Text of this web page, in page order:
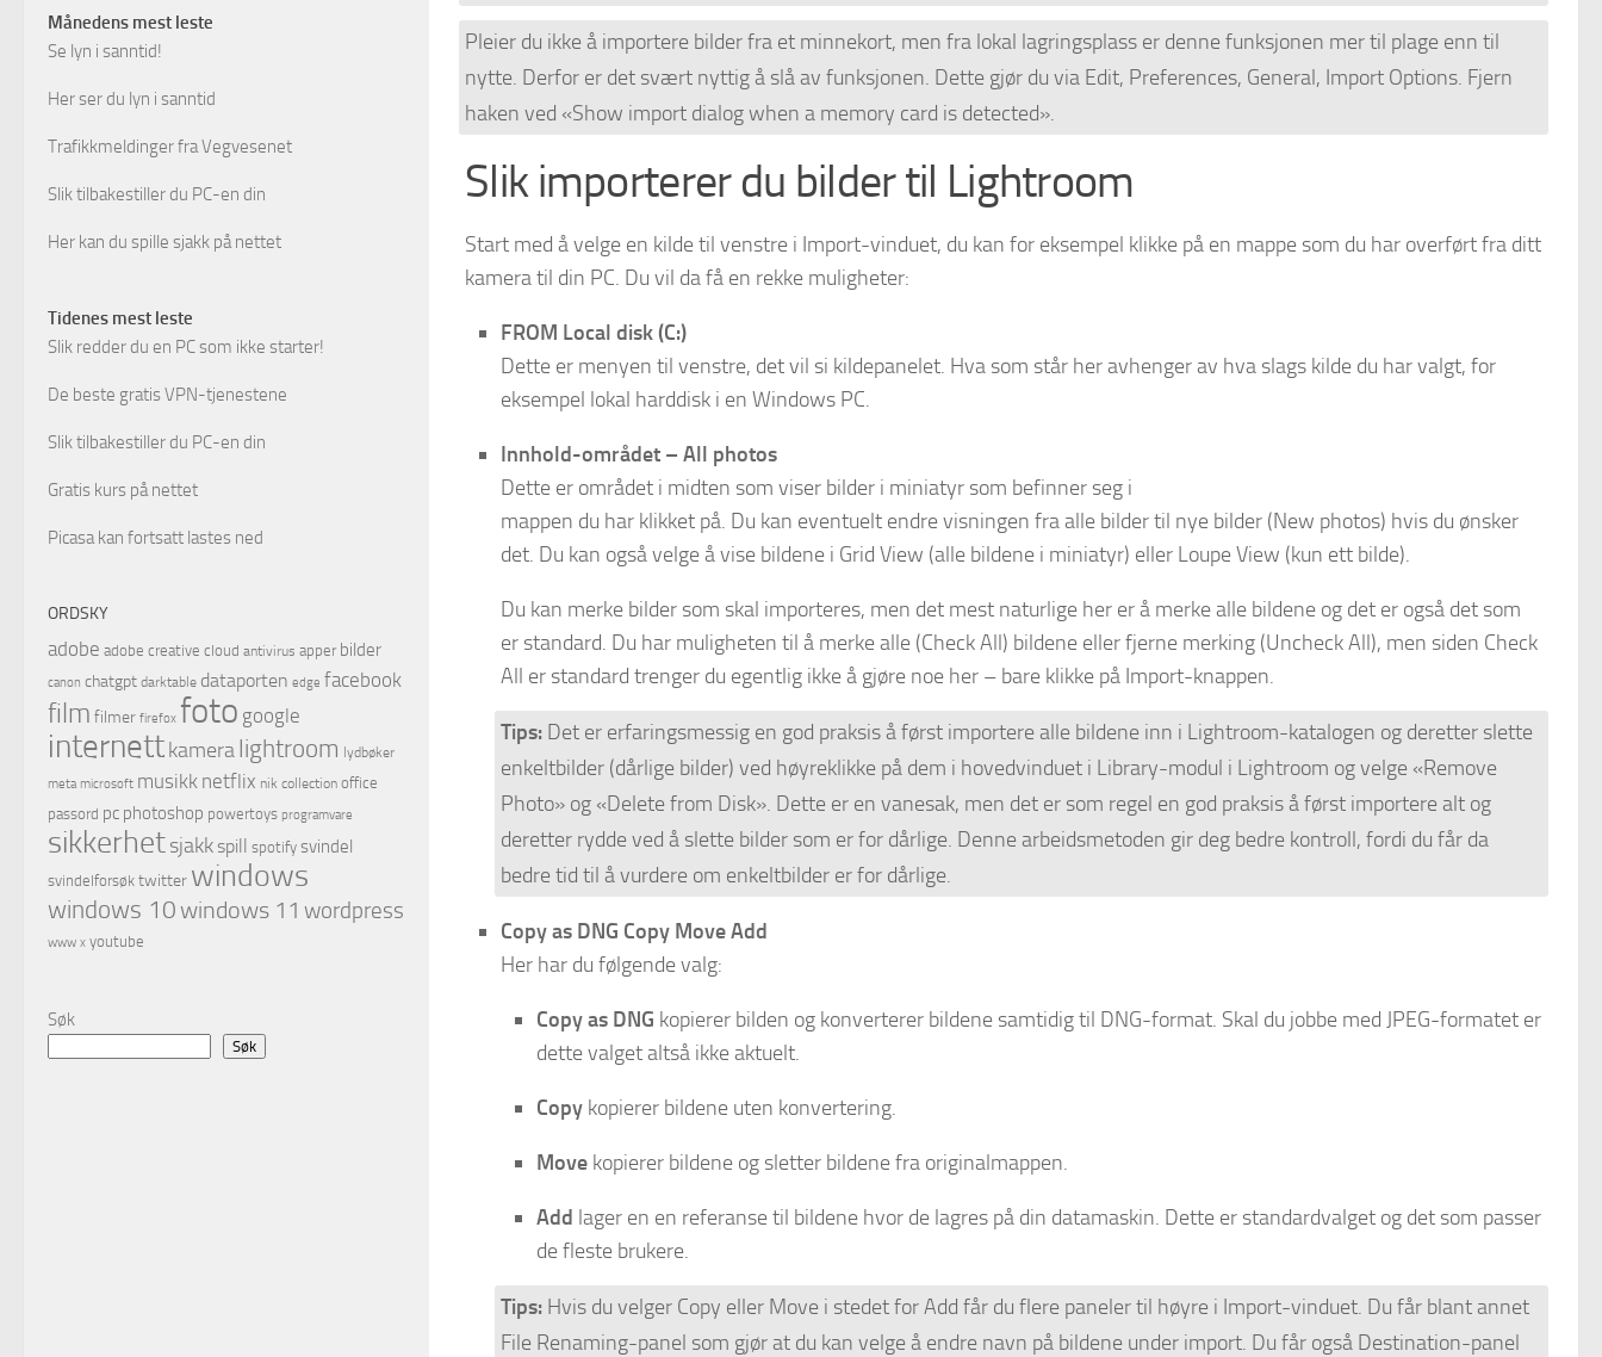
Pleier du ikke å importere bilder fra et minnekort, men fra lokal lagringsplass er denne funksjonen mer til plage enn til
nytte. Derfor er det svært nyttig å slå av funksjonen. Dette gjør du via Edit, Preferences, General, Import Options. Fjern
haken ved «Show import dialog when a memory card is detected».
Slik importerer du bilder til Lightroom
Start med å velge en kilde til venstre i Import-vinduet, du kan for eksempel klikke på en mappe som du har overført fra ditt
kamera til din PC. Du vil da få en rekke muligheter:
FROM Local disk (C:)
Dette er menyen til venstre, det vil si kildepanelet. Hva som står her avhenger av hva slags kilde du har valgt, for
eksempel lokal harddisk i en Windows PC.
Innhold-området – All photos
Dette er området i midten som viser bilder i miniatyr som befinner seg i
mappen du har klikket på. Du kan eventuelt endre visningen fra alle bilder til nye bilder (New photos) hvis du ønsker
det. Du kan også velge å vise bildene i Grid View (alle bildene i miniatyr) eller Loupe View (kun ett bilde).
Du kan merke bilder som skal importeres, men det mest naturlige her er å merke alle bildene og det er også det som
er standard. Du har muligheten til å merke alle (Check All) bildene eller fjerne merking (Uncheck All), men siden Check
All er standard trenger du egentlig ikke å gjøre noe her – bare klikke på Import-knappen.
Tips: Det er erfaringsmessig en god praksis å først importere alle bildene inn i Lightroom-katalogen og deretter slette
enkeltbilder (dårlige bilder) ved høyreklikke på dem i hovedvinduet i Library-modul i Lightroom og velge «Remove
Photo» og «Delete from Disk». Dette er en vanesak, men det er som regel en god praksis å først importere alt og
deretter rydde ved å slette bilder som er for dårlige. Denne arbeidsmetoden gir deg bedre kontroll, fordi du får da
bedre tid til å vurdere om enkeltbilder er for dårlige.
Copy as DNG Copy Move Add
Her har du følgende valg:
Copy as DNG kopierer bilden og konverterer bildene samtidig til DNG-format. Skal du jobbe med JPEG-formatet er
dette valget altså ikke aktuelt.
Copy kopierer bildene uten konvertering.
Move kopierer bildene og sletter bildene fra originalmappen.
Add lager en en referanse til bildene hvor de lagres på din datamaskin. Dette er standardvalget og det som passer
de fleste brukere.
Tips: Hvis du velger Copy eller Move i stedet for Add får du flere paneler til høyre i Import-vinduet. Du får blant annet
File Renaming-panel som gjør at du kan velge å endre navn på bildene under import. Du får også Destination-panel
Månedens mest leste
Se lyn i sanntid!
Her ser du lyn i sanntid
Trafikkmeldinger fra Vegvesenet
Slik tilbakestiller du PC-en din
Her kan du spille sjakk på nettet
Tidenes mest leste
Slik redder du en PC som ikke starter!
De beste gratis VPN-tjenestene
Slik tilbakestiller du PC-en din
Gratis kurs på nettet
Picasa kan fortsatt lastes ned
ORDSKY
adobe adobe creative cloud antivirus apper bilder
canon chatgpt darktable dataporten edge facebook
film filmer firefox foto google
internettkameralightroom lydbøker
meta microsoft musikk netflix nik collection office
passord pc photoshop powertoys programvare
sikkerhetsjakkspill spotify svindel
svindelforsøk twitter windows
windows 10windows 11 wordpress
www x youtube
Søk
Søk